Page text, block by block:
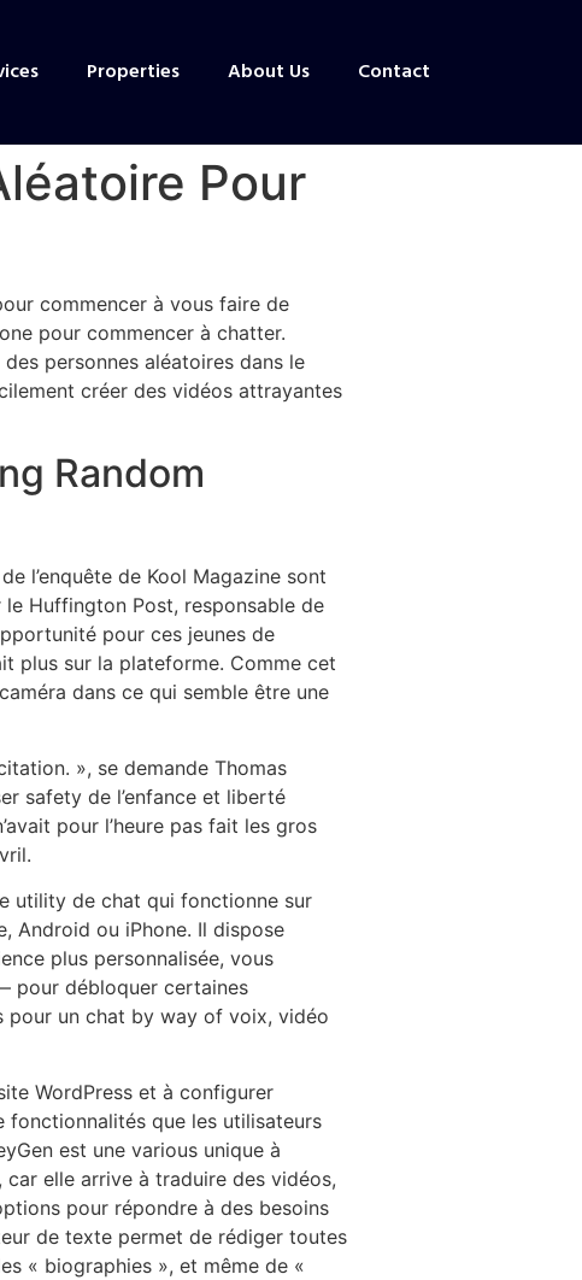
Properties About Us Contact
Pour
commencer à vous faire de
pour commencer à chatter.
personnes aléatoires dans le
créer des vidéos attrayantes
Random
l’enquête de Kool Magazine sont
Huffington Post, responsable de
pour ces jeunes de
plus sur la plateforme. Comme cet
dans ce qui semble être une
», se demande Thomas
safety de l’enfance et liberté
pour l’heure pas fait les gros
utility de chat qui fonctionne sur
Android ou iPhone. Il dispose
plus personnalisée, vous
pour débloquer certaines
pour un chat by way of voix, vidéo
WordPress et à configurer
fonctionnalités que les utilisateurs
est une various unique à
car elle arrive à traduire des vidéos,
pour répondre à des besoins
de texte permet de rédiger toutes
« biographies », et même de «